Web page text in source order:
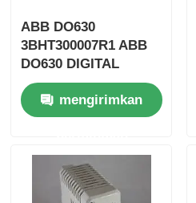
Quote request suatu
Bagian PLC Omron
Bagian PLC Siemens
ABB DO630
3BHT300007R1 ABB
DO630 DIGITAL
OUPUT Module DCS
Controllermengirimkan